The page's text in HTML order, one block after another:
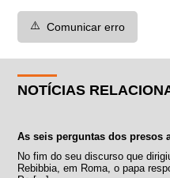
⚠️ Comunicar erro
NOTÍCIAS
As seis perguntas dos presos
No fim do seu discurso que
Rebibbia, em Roma, o papa